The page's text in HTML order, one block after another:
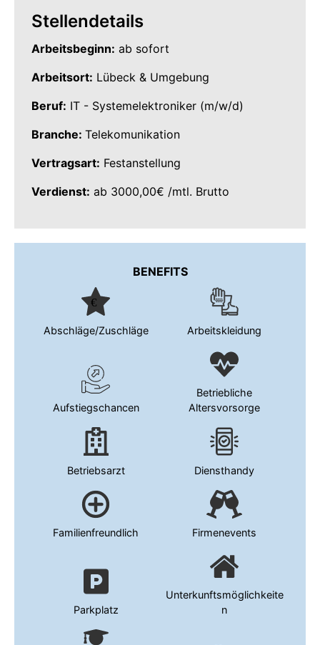
Stellendetails
Arbeitsbeginn: ab sofort
Arbeitsort: Lübeck & Umgebung
Beruf: IT - Systemelektroniker (m/w/d)
Branche: Telekomunikation
Vertragsart: Festanstellung
Verdienst: ab 3000,00€ /mtl. Brutto
BENEFITS
Abschläge/Zuschläge Arbeitskleidung
Aufstiegschancen
Betriebliche
Altersvorsorge
Betriebsarzt Diensthandy
Familienfreundlich Firmenevents
Parkplatz
Unterkunftsmöglichkeite
n